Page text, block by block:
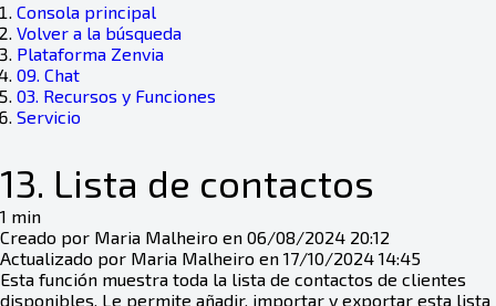
Consola principal
Volver a la búsqueda
Plataforma Zenvia
09. Chat
03. Recursos y Funciones
Servicio
13. Lista de contactos
1 min
Creado por Maria Malheiro en 06/08/2024 20:12
Actualizado por Maria Malheiro en 17/10/2024 14:45
Esta función muestra toda la lista de contactos de clientes
disponibles. Le permite añadir, importar y exportar esta lista